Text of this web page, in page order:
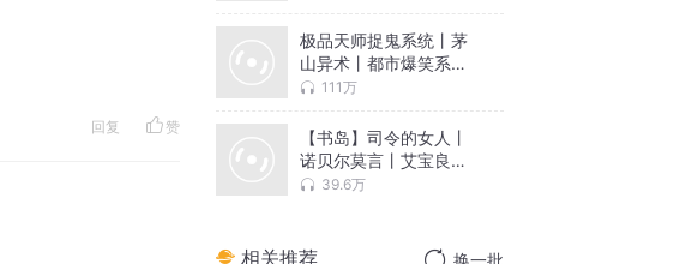
回复 赞
极品天师捉鬼系统丨茅
山异术丨都市爆笑系统
丨超能逆袭
111万
【书岛】司令的女人丨
诺贝尔莫言丨艾宝良周
建龙多人剧
39.6万
相关推荐